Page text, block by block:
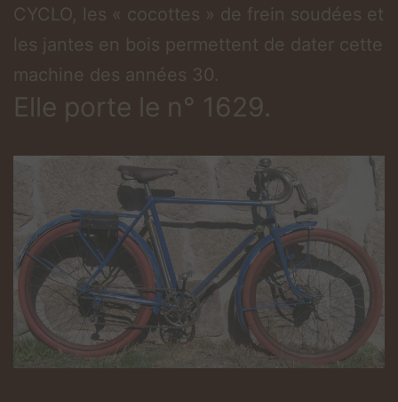
CYCLO, les « cocottes » de frein soudées et
les jantes en bois permettent de dater cette
machine des années 30.
Elle porte le n° 1629.